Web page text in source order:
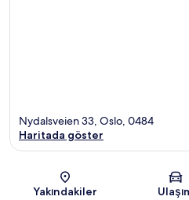
Nydalsveien 33, Oslo, 0484
Haritada göster
Yakındakiler